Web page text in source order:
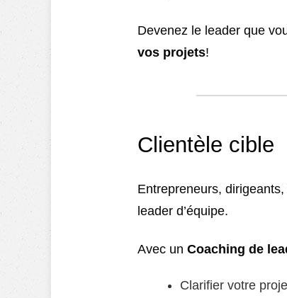
Devenez le leader que
vos projets!
Clientèle cible
Entrepreneurs,
leader d’équipe.
Avec un Coaching de
Clarifier votre